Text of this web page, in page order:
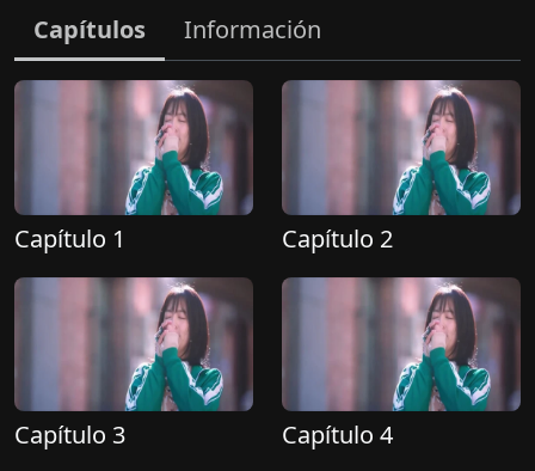
Capítulos Información
Capítulo 1 Capítulo 2
Capítulo 3 Capítulo 4